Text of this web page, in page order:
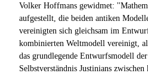
Volker Hoffmans gewidmet:
aufgestellt, die beiden antiken
vereinigten sich gleichsam im
kombinierten Weltmodell vereinigt,
das grundlegende Entwurfsmodell
Selbstverständnis Justinians